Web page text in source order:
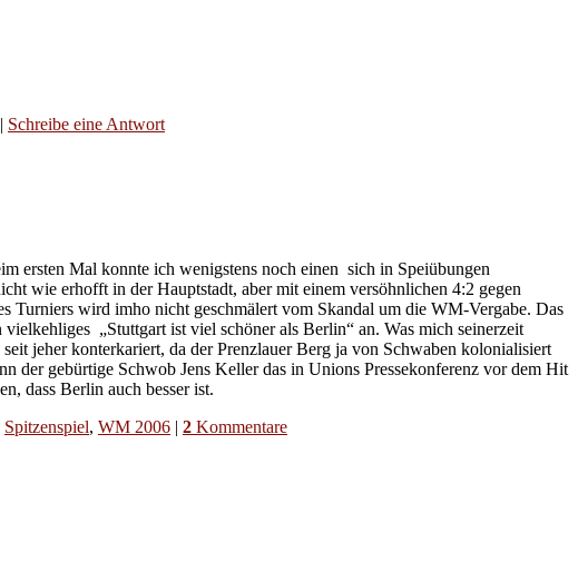
| Schreibe eine Antwort
ersten Mal konnte ich wenigstens noch einen sich in Speiübungen
wie erhofft in der Hauptstadt, aber mit einem versöhnlichen 4:2 gegen
wird imho nicht geschmälert vom Skandal um die WM-Vergabe. Das
„Stuttgart ist viel schöner als Berlin“ an. Was mich seinerzeit
jeher konterkariert, da der Prenzlauer Berg ja von Schwaben kolonialisiert
der gebürtige Schwob Jens Keller das in Unions Pressekonferenz vor dem Hit
dass Berlin auch besser ist.
Spitzenspiel, WM 2006 | 2 Kommentare